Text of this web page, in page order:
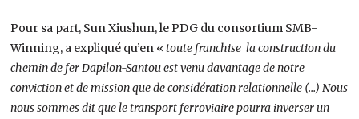
Pour sa part, Sun Xiushun, le PDG du consortium SMB-
Winning, a expliqué qu’en «toute franchise la construction du
chemin de fer Dapilon-Santou est venu davantage de notre
conviction et de mission que de considération relationnelle (…) Nous
nous sommes dit que le transport ferroviaire pourra inverser un